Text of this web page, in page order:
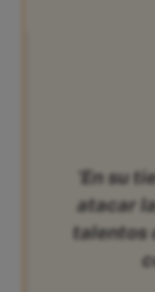
‘En su
atacar
talentos